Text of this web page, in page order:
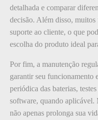
detalhada e comparar
decisão. Além disso, muitos
suporte ao cliente, o que
escolha do produto ideal
Por fim, a manutenção
garantir seu funcionamento
periódica das baterias,
software, quando aplicável.
não apenas prolonga sua